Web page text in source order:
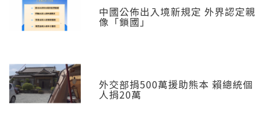
中國公佈出入境新規定 外界認定親
像「鎖國」
外交部捐500萬援助熊本 賴總統個
人捐20萬